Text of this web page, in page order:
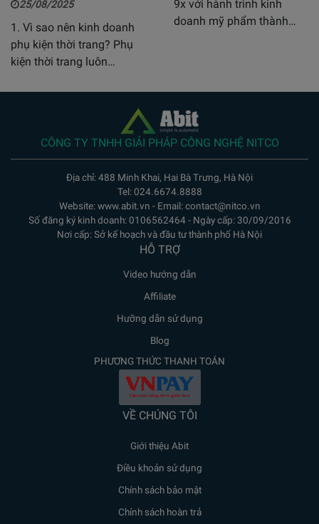
25/08/2025
1. Vì sao nên kinh doanh
phụ kiện thời trang? Phụ
kiện thời trang luôn…
9x với hành trình kinh
doanh mỹ phẩm thành…
CÔNG TY TNHH GIẢI PHÁP CÔNG NGHỆ NITCO
Địa chỉ: 488 Minh Khai, Hai Bà Trưng, Hà Nội
Tel: 024.6674.8888
Website: www.abit.vn - Email: contact@nitco.vn
Số đăng ký kinh doanh: 0106562464 - Ngày cấp: 30/09/2016
Nơi cấp: Sở kế hoạch và đầu tư thành phố Hà Nội
HỖ TRỢ
Video hướng dẫn
Affiliate
Hưỡng dẫn sử dụng
Blog
PHƯƠNG THỨC THANH TOÁN
VỀ CHÚNG TÔI
Giới thiệu Abit
Điều khoản sử dụng
Chính sách bảo mật
Chính sách hoàn trả